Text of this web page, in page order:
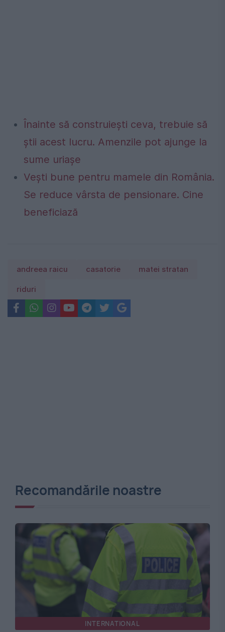
Înainte să construiești ceva, trebuie să
știi acest lucru. Amenzile pot ajunge la
sume uriașe
Vești bune pentru mamele din România.
Se reduce vârsta de pensionare. Cine
beneficiază
andreea raicu casatorie matei stratan
riduri
Recomandările noastre
INTERNATIONAL